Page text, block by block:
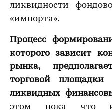
ликвидности
«импорта».
Процесс
которого зависит
рынка,
торговой
ликвидных
этом пока что